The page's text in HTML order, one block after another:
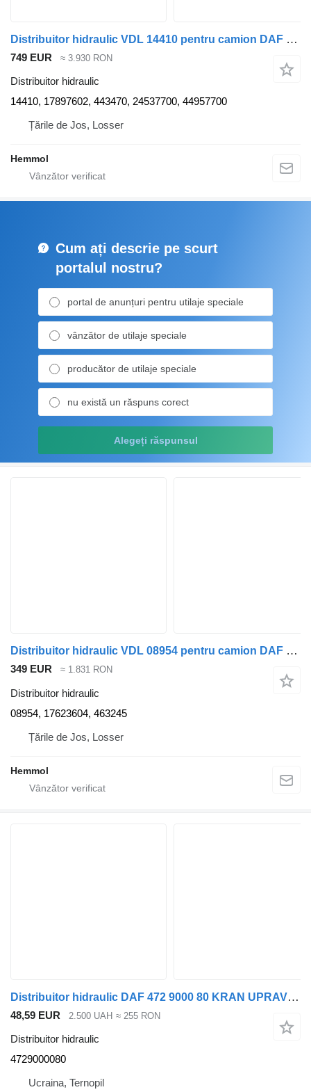
Distribuitor hidraulic VDL 14410 pentru camion DAF CF340 FAN
749 EUR ≈ 3.930 RON
Distribuitor hidraulic
14410, 17897602, 443470, 24537700, 44957700
Țările de Jos, Losser
Hemmol
Cum ați descrie pe scurt
portalul nostru?
portal de anunțuri pentru utilaje speciale
vânzător de utilaje speciale
producător de utilaje speciale
nu există un răspuns corect
Alegeți răspunsul
Distribuitor hidraulic VDL 08954 pentru camion DAF CF340 FAN 2019
349 EUR ≈ 1.831 RON
Distribuitor hidraulic
08954, 17623604, 463245
Țările de Jos, Losser
Hemmol
Distribuitor hidraulic DAF 472 9000 80 KRAN UPRAVLENIYa PNEVMOPODVESKOY 4729000080 pentru camion DAF CF
48,59 EUR 2.500 UAH ≈ 255 RON
Distribuitor hidraulic
4729000080
Ucraina, Ternopil